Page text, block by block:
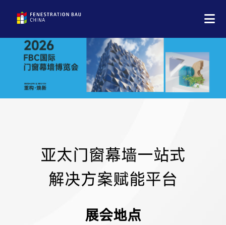
亚太门窗幕墙一站式
解决方案赋能平台
展会地点